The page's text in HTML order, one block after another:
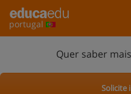
portugal
Quer saber
Solicite